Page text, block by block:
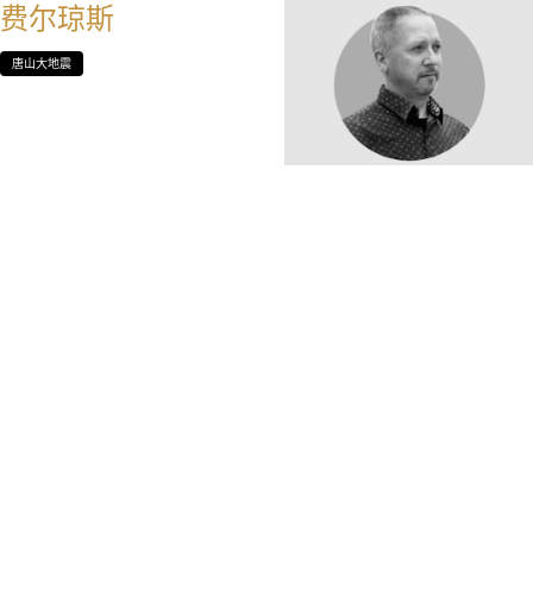
费尔琼斯
唐山大地震